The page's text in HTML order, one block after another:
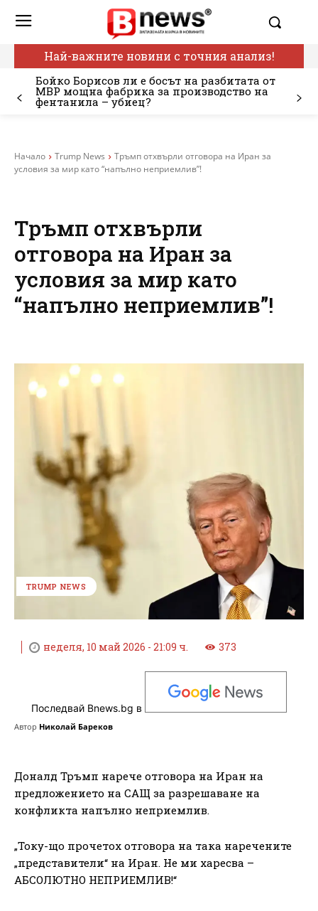
Най-важните новини с точния анализ!
Бойко Борисов ли е босът на разбитата от
МВР мощна фабрика за производство на
фентанила – убиец?
Начало Trump News
Тръмп отхвърли отговора на Иран за
условия за мир като “напълно неприемлив”!
Тръмп отхвърли
отговора на Иран за
условия за мир като
“напълно неприемлив”!
TRUMP NEWS
неделя, 10 май 2026 - 21:09 ч. 373
Последвай Bnews.bg в
Автор Николай Бареков
Доналд Тръмп нарече отговора на Иран на
предложението на САЩ за разрешаване на
конфликта напълно неприемлив.
„Току-що прочетох отговора на така наречените
„представители“ на Иран. Не ми харесва –
АБСОЛЮТНО НЕПРИЕМЛИВ!“